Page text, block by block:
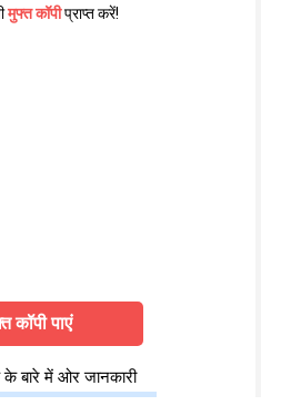
मुफ्त कॉपीप्राप्त करें!
कॉपी पाएं
बारे में ओर जानकारी